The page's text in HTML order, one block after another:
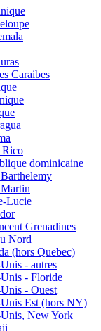
Caraibes
Rico
dominicaine
Lucie
Grenadines
Nord
(hors Quebec)
- autres
- Floride
- Ouest
Est (hors NY)
New York